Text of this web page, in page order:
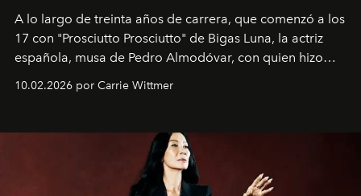
A lo largo de treinta años de carrera, que comenzó a los
17 con "Prosciutto Prosciutto" de Bigas Luna, la actriz
española, musa de Pedro Almodóvar, con quien hizo
Barcelona", ha dividido su tiempo entre Europa y
dirigida por Maggie Gyllenhaal.
10.02.2026 por Carrie Wittmer